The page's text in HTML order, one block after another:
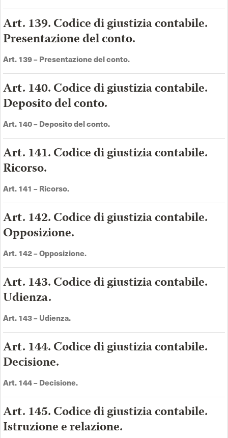
Art. 139. Codice di giustizia contabile.
Presentazione del conto.
Art. 139 –Presentazione del conto.
Art. 140. Codice di giustizia contabile.
Deposito del conto.
Art. 140 –Deposito del conto.
Art. 141. Codice di giustizia contabile.
Ricorso.
Art. 141 –Ricorso.
Art. 142. Codice di giustizia contabile.
Opposizione.
Art. 142 –Opposizione.
Art. 143. Codice di giustizia contabile.
Udienza.
Art. 143 –Udienza.
Art. 144. Codice di giustizia contabile.
Decisione.
Art. 144 –Decisione.
Art. 145. Codice di giustizia contabile.
Istruzione e relazione.